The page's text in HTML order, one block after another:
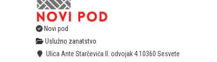
Novi pod
Uslužno zanatstvo
Ulica Ante Starčevića II. odvojak 4 10360 Sesvete